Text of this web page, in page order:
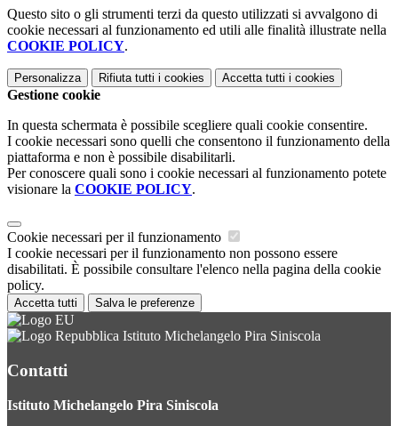
Questo sito o gli strumenti terzi da questo utilizzati si avvalgono di
cookie necessari al funzionamento ed utili alle finalità illustrate nella
COOKIE POLICY.
Personalizza Rifiuta tutti i cookies Accetta tutti i cookies
Gestione cookie
In questa schermata è possibile scegliere quali cookie consentire.
I cookie necessari sono quelli che consentono il funzionamento della
piattaforma e non è possibile disabilitarli.
Per conoscere quali sono i cookie necessari al funzionamento potete
visionare la COOKIE POLICY.
Cookie necessari per il funzionamento
I cookie necessari per il funzionamento non possono essere
disabilitati. È possibile consultare l'elenco nella pagina della cookie
policy.
Accetta tutti Salva le preferenze
Istituto Michelangelo Pira Siniscola
Contatti
Istituto Michelangelo Pira Siniscola